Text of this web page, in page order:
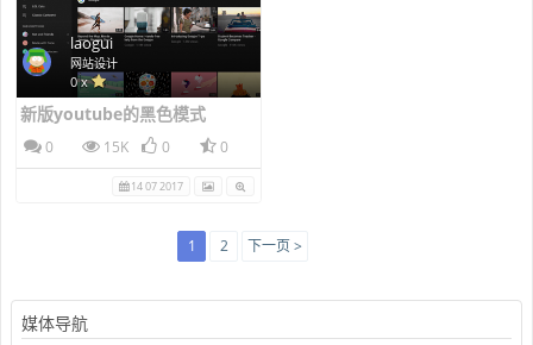
laogui
网站设计
0 x
新版youtube的黑色模式
0 15K 0 0
14 07 2017
1 2 下一页 >
媒体导航